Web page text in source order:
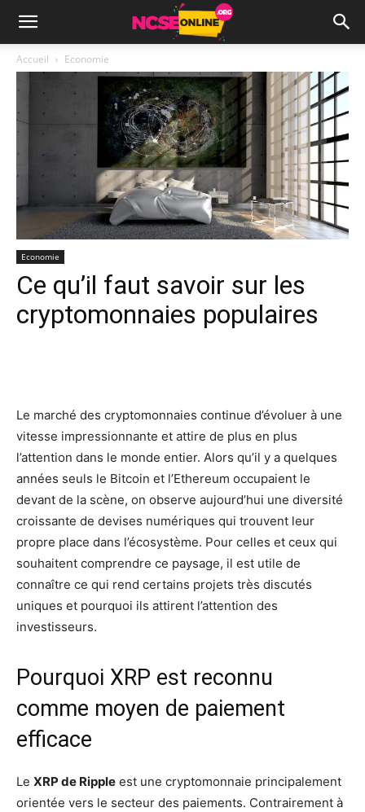
Accueil Economie
Economie
Ce qu’il faut savoir sur les
cryptomonnaies populaires
Le marché des cryptomonnaies continue d’évoluer à une
vitesse impressionnante et attire de plus en plus
l’attention dans le monde entier. Alors qu’il y a quelques
années seuls le Bitcoin et l’Ethereum occupaient le
devant de la scène, on observe aujourd’hui une diversité
croissante de devises numériques qui trouvent leur
propre place dans l’écosystème. Pour celles et ceux qui
souhaitent comprendre ce paysage, il est utile de
connaître ce qui rend certains projets très discutés
uniques et pourquoi ils attirent l’attention des
investisseurs.
Pourquoi XRP est reconnu
comme moyen de paiement
efficace
Le XRP de Ripple est une cryptomonnaie principalement
orientée vers le secteur des paiements. Contrairement à